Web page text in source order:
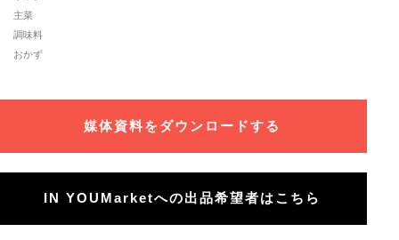
主菜
調味料
おかず
媒体資料をダウンロードする
IN YOUMarketへの出品希望者はこちら